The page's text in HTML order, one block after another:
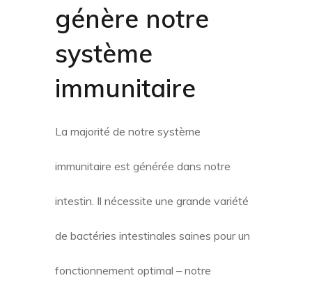
génère notre
système
immunitaire
La majorité de notre système
immunitaire est générée dans notre
intestin. Il nécessite une grande variété
de bactéries intestinales saines pour un
fonctionnement optimal – notre